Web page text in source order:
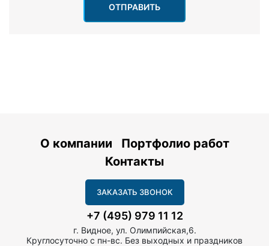
ОТПРАВИТЬ
О компании
Портфолио работ
Контакты
ЗАКАЗАТЬ ЗВОНОК
+7 (495) 979 11 12
г. Видное, ул. Олимпийская,6.
Круглосуточно с пн-вс. Без выходных и праздников